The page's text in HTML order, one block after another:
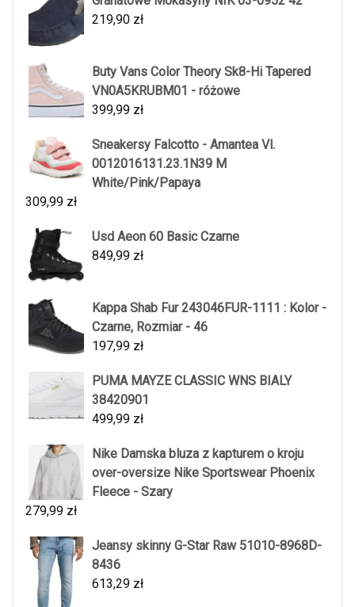
219,90 zł
Buty Vans Color Theory Sk8-Hi Tapered
VN0A5KRUBM01 - różowe
399,99 zł
Sneakersy Falcotto - Amantea Vl.
0012016131.23.1N39 M
White/Pink/Papaya
309,99 zł
Usd Aeon 60 Basic Czarne
849,99 zł
Kappa Shab Fur 243046FUR-1111 : Kolor -
Czarne, Rozmiar - 46
197,99 zł
PUMA MAYZE CLASSIC WNS BIALY
38420901
499,99 zł
Nike Damska bluza z kapturem o kroju
over-oversize Nike Sportswear Phoenix
Fleece - Szary
279,99 zł
Jeansy skinny G-Star Raw 51010-8968D-
8436
613,29 zł